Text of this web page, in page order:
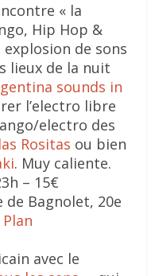
« la
Hip Hop &
de sons
lieux de la nuit
sounds in
l’electro libre
electro des
las Rositas ou bien
. Muy caliente.
– 15€
de Bagnolet, 20e
Plan
avec le